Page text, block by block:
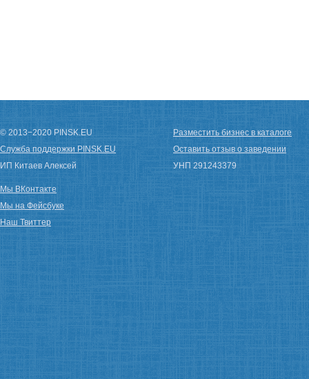
© 2013−2020 PINSK.EU
Служба поддержки PINSK.EU
ИП Китаев Алексей
Разместить бизнес в каталоге
Оставить отзыв о заведении
УНП 291243379
Мы ВКонтакте
Мы на Фейсбуке
Наш Твиттер